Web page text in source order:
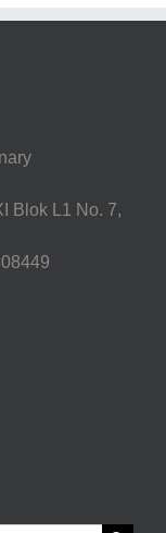
Blok L1 No. 7,